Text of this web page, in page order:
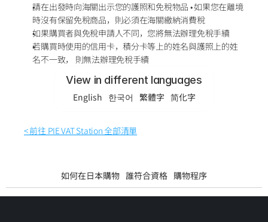
請在出發時向海關出示您的護照和免稅物品 • 如果您在離境
時沒有保留免稅商品，則必須在海關繳納消費稅
如果購買者與免稅申請人不同，您將無法辦理免稅手續
若購買時使用的信用卡，積分卡等上的姓名與護照上的姓
名不一致， 則無法辦理免稅手續
View in different languages
English 한국어 繁體字 简化字
< 前往 PIE VAT Station 全部清單
如何在日本購物 誰符合資格 購物程序